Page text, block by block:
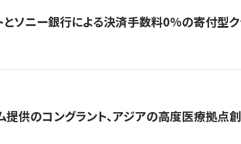
とソニー銀行による決済手数料0%の寄付型
提供のコングラント、アジアの高度医療拠点